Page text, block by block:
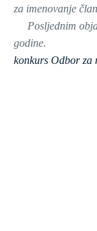
za imenovanje
Posljednim
godine.
konkurs Odbor za